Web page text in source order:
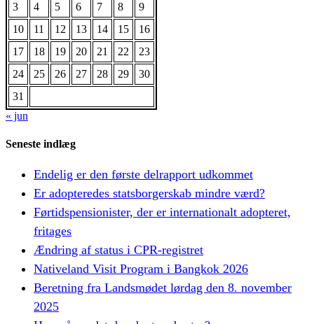
3
4 5 6 7 8
9
10
11 12 13 14 15
16
17
18 19 20 21 22
23
24
25 26 27 28 29
30
31
« jun
Seneste indlæg
Endelig er den første delrapport udkommet
Er adopteredes statsborgerskab mindre værd?
Førtidspensionister, der er internationalt adopteret,
fritages
Ændring af status i CPR-registret
Nativeland Visit Program i Bangkok 2026
Beretning fra Landsmødet lørdag den 8. november
2025